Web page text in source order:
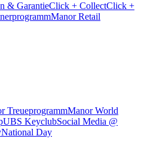
& GarantieClick + CollectClick +
Manor Retail
TreueprogrammManor World
UBS KeyclubSocial Media @
National Day